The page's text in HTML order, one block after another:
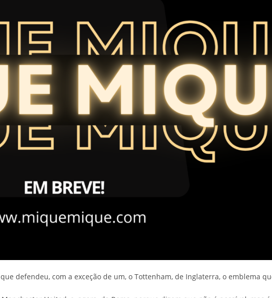
defendeu, com a exceção de um, o Tottenham, de Inglaterra, o emblema